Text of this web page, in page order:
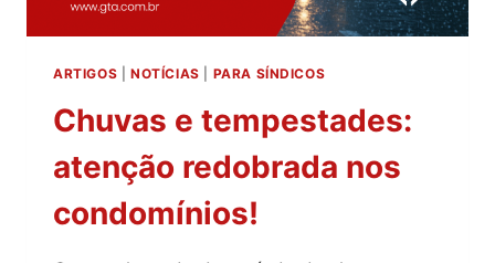
ARTIGOS NOTÍCIAS PARA SÍNDICOS
Chuvas e tempestades:
atenção redobrada nos
condomínios!